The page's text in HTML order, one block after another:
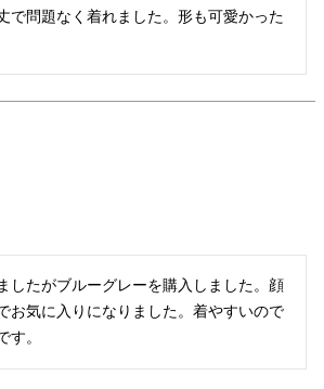
で問題なく着れました。形も可愛かった
したがブルーグレーを購入しました。顔
お気に入りになりました。着やすいので
す。